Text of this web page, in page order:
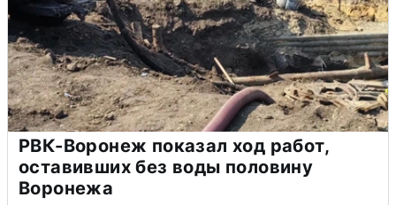
РВК-Воронеж показал ход работ,
оставивших без воды половину
Воронежа